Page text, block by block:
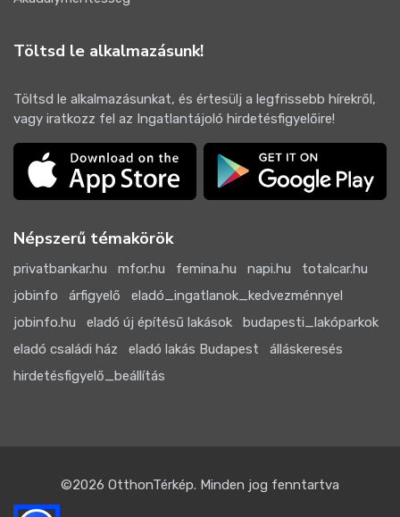
Töltsd le alkalmazásunk!
Töltsd le alkalmazásunkat, és értesülj a legfrissebb hírekről,
vagy iratkozz fel az Ingatlantájoló hirdetésfigyelőire!
Népszerű témakörök
privatbankar.hu mfor.hu femina.hu napi.hu
totalcar.hu
jobinfo
árfigyelő
eladó_ingatlanok_kedvezménnyel
jobinfo.hu
eladó új építésű lakások
budapesti_lakóparkok
eladó családi ház
eladó lakás Budapest
álláskeresés
hirdetésfigyelő_beállítás
©2026 OtthonTérkép. Minden jog fenntartva